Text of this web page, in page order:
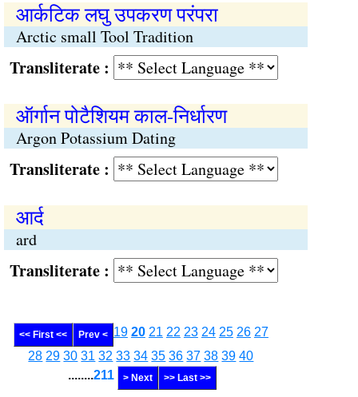
आर्कटिक लघु उपकरण परंपरा
Arctic small Tool Tradition
:
ऑर्गान पोटैशियम काल-निर्धारण
Argon Potassium Dating
:
आर्द
ard
:
<< First << Prev < 19 20 21 22 23 24 25 26 27
28 29 30 31 32 33 34 35 36 37 38 39 40
........211 > Next >> Last >>